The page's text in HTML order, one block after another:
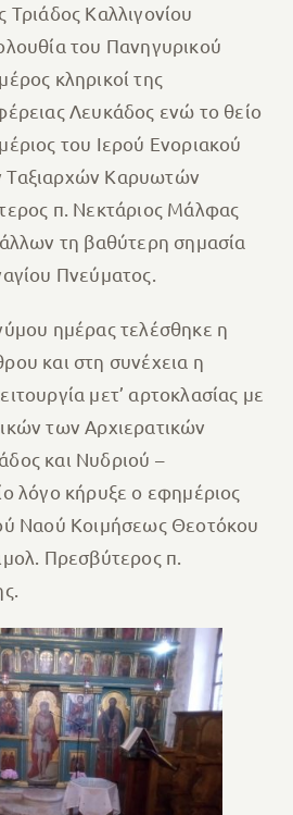
Τριάδος Καλλιγονίου
του Πανηγυρικού
κληρικοί της
Λευκάδος ενώ το θείο
του Ιερού Ενοριακού
Ταξιαρχών Καρυωτών
π. Νεκτάριος Μάλφας
τη βαθύτερη σημασία
Πνεύματος.
ημέρας τελέσθηκε η
και στη συνέχεια η
μετ’ αρτοκλασίας με
των Αρχιερατικών
και Νυδριού –
λόγο κήρυξε ο εφημέριος
Ναού Κοιμήσεως Θεοτόκου
Πρεσβύτερος π.